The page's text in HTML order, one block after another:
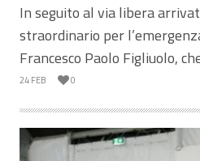
In seguito al via libera
straordinario per
Francesco Paolo Figliuolo,
24 FEB 0